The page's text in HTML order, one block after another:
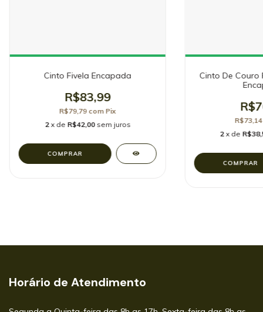
Cinto Fivela Encapada
R$83,99
R$79,79 com Pix
2 x de R$42,00 sem juros
COMPRAR
Cinto De Couro
2 x de
COMPRAR
Horário de Atendimento